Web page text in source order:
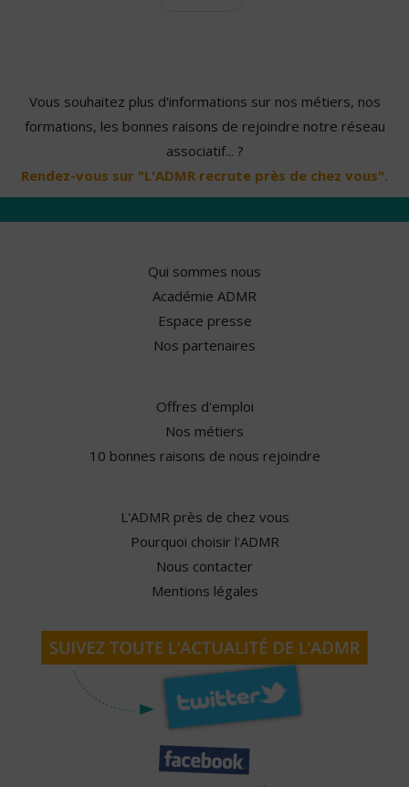
Vous souhaitez plus d'informations sur nos métiers, nos
formations, les bonnes raisons de rejoindre notre réseau
associatif... ?
Rendez-vous sur "L'ADMR recrute près de chez vous".
Qui sommes nous
Académie ADMR
Espace presse
Nos partenaires
Offres d'emploi
Nos métiers
10 bonnes raisons de nous rejoindre
L'ADMR près de chez vous
Pourquoi choisir l'ADMR
Nous contacter
Mentions légales